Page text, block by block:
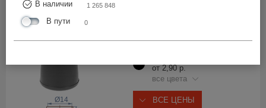
В наличии 1 265 848
В пути 0
14НЧР
Ø14
от 2,90 р.
все цвета
ВСЕ ЦЕНЫ